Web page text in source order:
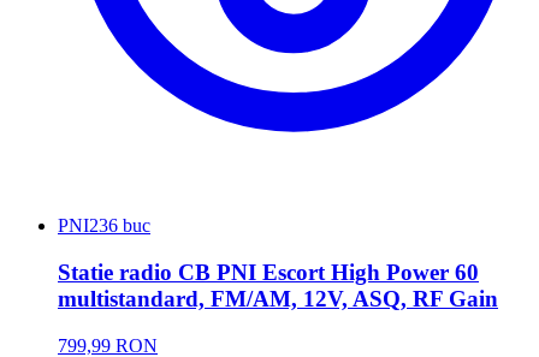
PNI236 buc
Statie radio CB PNI Escort High Power 60
multistandard, FM/AM, 12V, ASQ, RF Gain
799,99 RON